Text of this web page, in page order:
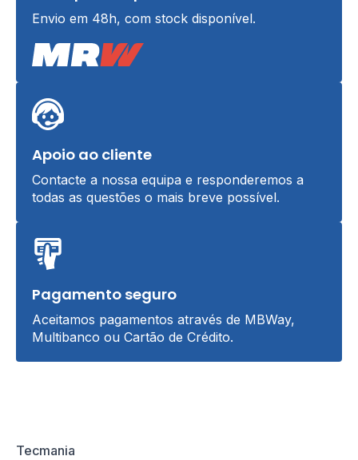
Envio em 48h, com stock disponível.
Apoio ao cliente
Contacte a nossa equipa e responderemos a
todas as questões o mais breve possível.
Pagamento seguro
Aceitamos pagamentos através de MBWay,
Multibanco ou Cartão de Crédito.
Tecmania